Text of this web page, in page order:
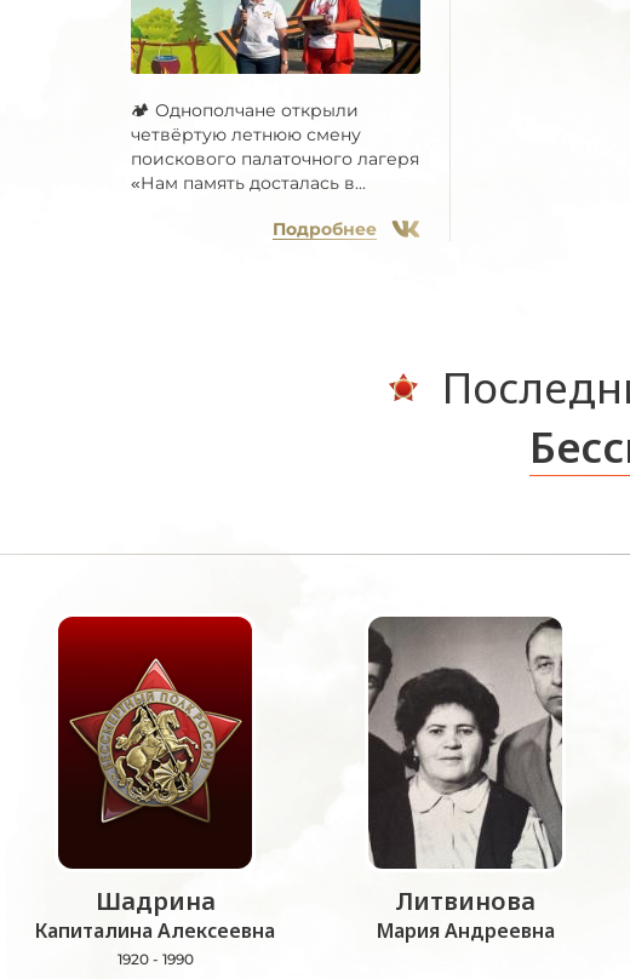
🏕 Однополчане открыли
четвёртую летнюю смену
поискового палаточного лагеря
«Нам память досталась в...
Подробнее
Шадрина
Капиталина Алексеевна
1920 - 1990
Литвинова
Мария Андреевна